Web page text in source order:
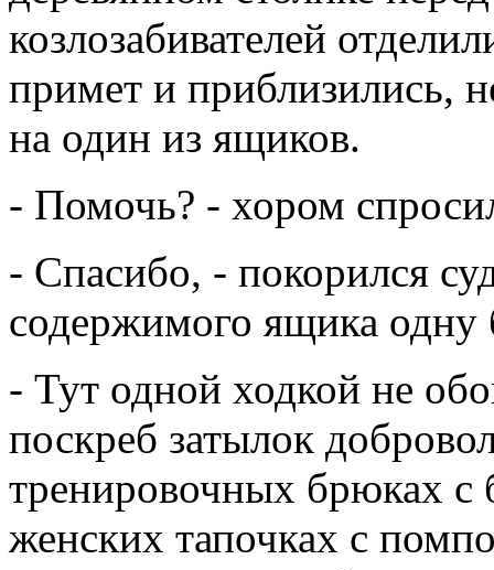
козлозабивателей
примет и приблизились,
на один из ящиков.
- Помочь? - хором
- Спасибо, - покорился
содержимого ящика
- Тут одной ходкой не
поскреб затылок
тренировочных брюках с
женских тапочках с